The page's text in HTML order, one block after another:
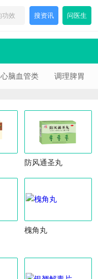
搜资讯 问医生
心脑血管类 调理脾胃
防风通圣丸
槐角丸